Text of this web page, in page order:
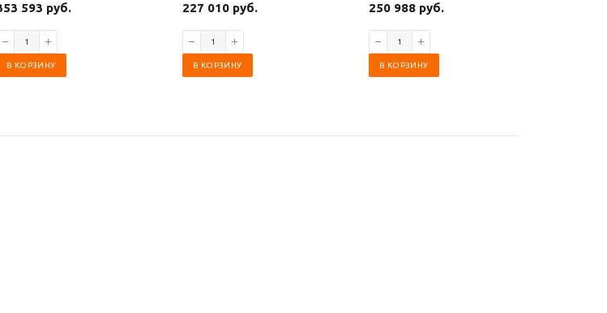
593 руб.
В КОРЗИНУ
227 010 руб.
В КОРЗИНУ
250 988 руб.
В КОРЗИНУ